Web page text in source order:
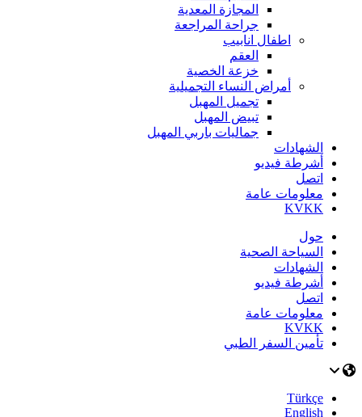
المجازة المعدية
جراحة المراجعة
اطفال انابيب
العقم
خزعة الخصية
أمراض النساء التجميلية
تجميل المهبل
تبيض المهبل
جماليات باربي المهبل
الشهادات
أشرطة فيديو
اتصل
معلومات عامة
KVKK
حول
السياحة الصحية
الشهادات
أشرطة فيديو
اتصل
معلومات عامة
KVKK
تأمين السفر الطبي
Türkçe
English